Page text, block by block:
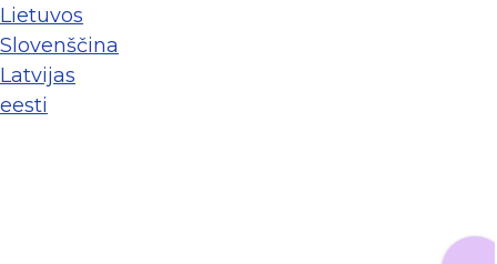
Lietuvos
Slovenščina
Latvijas
eesti